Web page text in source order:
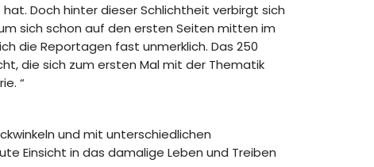
Doch hinter dieser Schlichtheit verbirgt sich
sich schon auf den ersten Seiten mitten im
die Reportagen fast unmerklich. Das 250
die sich zum ersten Mal mit der Thematik
“
und mit unterschiedlichen
Einsicht in das damalige Leben und Treiben